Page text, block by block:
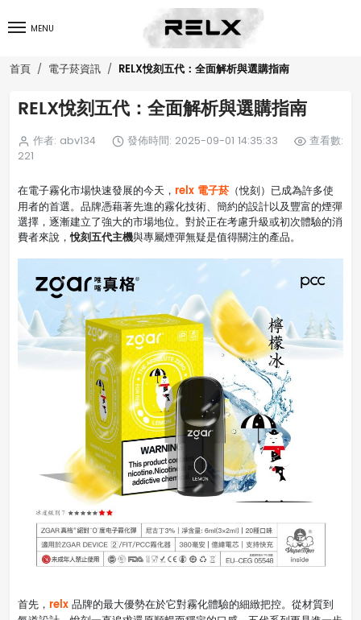
MENU
首頁 電子菸資訊 RELX悅刻五代：全面解析與選購指南
RELX悅刻五代：全面解析與選購指南
作者: abv134 發佈時間: 2025-09-01 14:35:33
查看數:
221
在電子霧化市場快速發展的今天， relx 電子菸 （悅刻）已成為許多使
用者的首選。品牌憑藉著先進的霧化技術、簡約的設計以及豐富的煙彈
選擇，逐漸建立了強大的市場地位。對於正在考慮升級或初次體驗的消
費者來說，悅刻五代主機與專屬煙彈無疑是值得關注的產品。
首先， relx 品牌的最大優勢在於它對霧化體驗的細緻把控。從材質到